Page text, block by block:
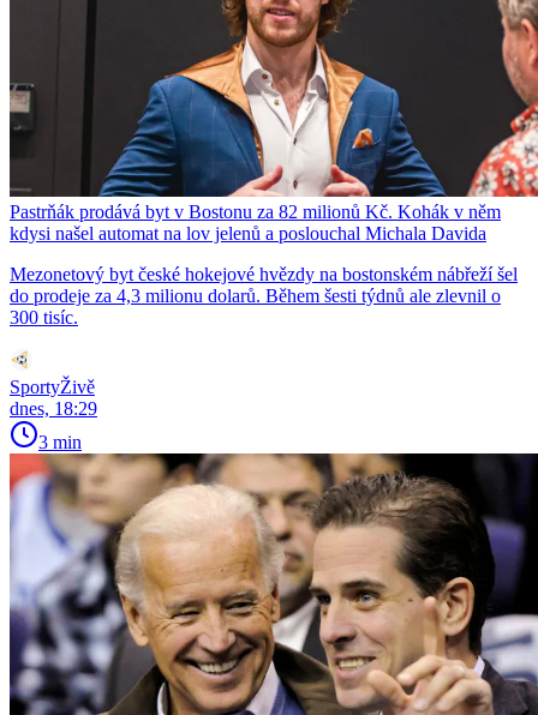
Pastrňák prodává byt v Bostonu za 82 milionů Kč. Kohák v něm
kdysi našel automat na lov jelenů a poslouchal Michala Davida
Mezonetový byt české hokejové hvězdy na bostonském nábřeží šel
do prodeje za 4,3 milionu dolarů. Během šesti týdnů ale zlevnil o
300 tisíc.
SportyŽivě
dnes, 18:29
3 min